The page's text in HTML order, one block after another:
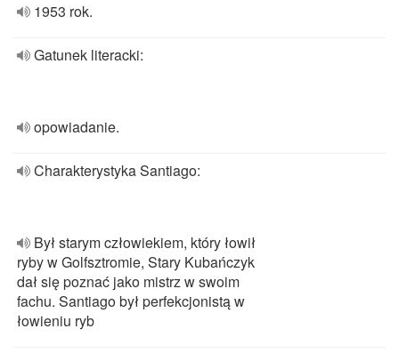
1953 rok.
Gatunek literacki:
opowiadanie.
Charakterystyka Santiago:
Był starym człowiekiem, który łowił
ryby w Golfsztromie, Stary Kubańczyk
dał się poznać jako mistrz w swoim
fachu. Santiago był perfekcjonistą w
łowieniu ryb